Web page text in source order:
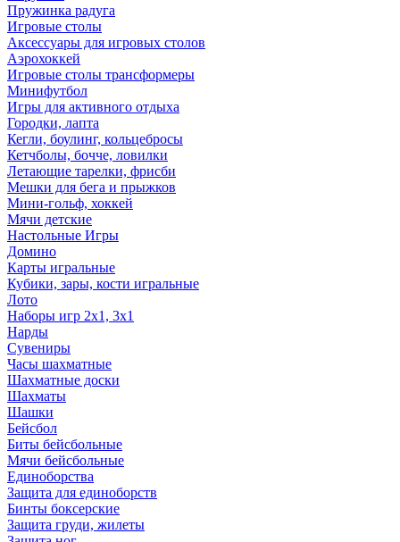
Пружинка радуга
Игровые столы
Аксессуары для игровых столов
Аэрохоккей
Игровые столы трансформеры
Минифутбол
Игры для активного отдыха
Городки, лапта
Кегли, боулинг, кольцебросы
Кетчболы, бочче, ловилки
Летающие тарелки, фрисби
Мешки для бега и прыжков
Мини-гольф, хоккей
Мячи детские
Настольные Игры
Домино
Карты игральные
Кубики, зары, кости игральные
Лото
Наборы игр 2х1, 3х1
Нарды
Сувениры
Часы шахматные
Шахматные доски
Шахматы
Шашки
Бейсбол
Биты бейсбольные
Мячи бейсбольные
Единоборства
Защита для единоборств
Бинты боксерские
Защита груди, жилеты